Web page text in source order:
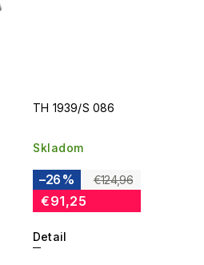
TH 1939/S 086
Skladom
€124,96
–26 %
€91,25
Detail